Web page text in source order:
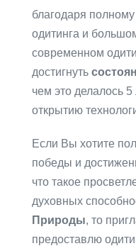
благодаря
одитинга и
современном
достигнуть
чем это делалось 5
открытию
Если Вы хотите
победы и
что такое
духовных
Природы, то
предоставлю